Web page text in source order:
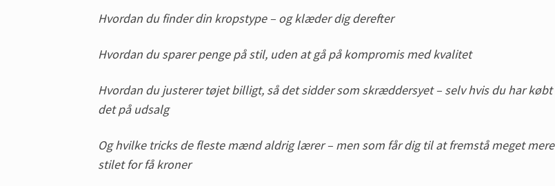
Hvordan du finder din kropstype – og klæder dig derefter
Hvordan du sparer penge på stil, uden at gå på kompromis med kvalitet
Hvordan du justerer tøjet billigt, så det sidder som skræddersyet – selv hvis du har købt
det på udsalg
Og hvilke tricks de fleste mænd aldrig lærer – men som får dig til at fremstå meget mere
stilet for få kroner